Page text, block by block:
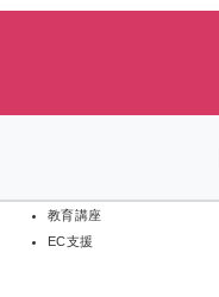
教育講座
EC支援